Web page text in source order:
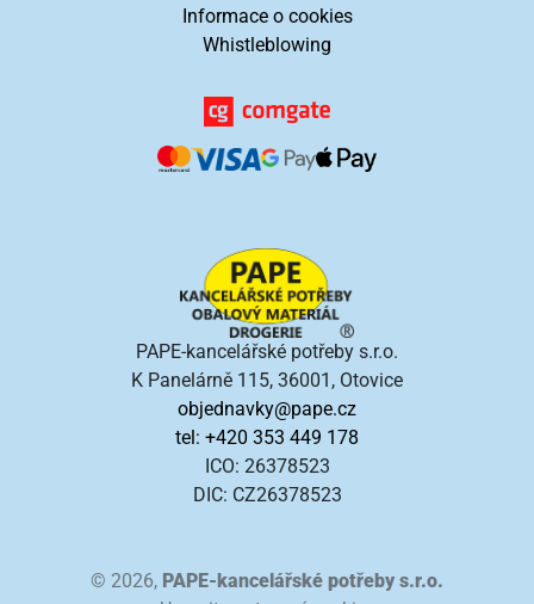
Informace o cookies
Whistleblowing
PAPE-kancelářské potřeby s.r.o.
K Panelárně 115, 36001, Otovice
objednavky@pape.cz
tel: +420 353 449 178
ICO: 26378523
DIC: CZ26378523
© 2026, PAPE-kancelářské potřeby s.r.o.